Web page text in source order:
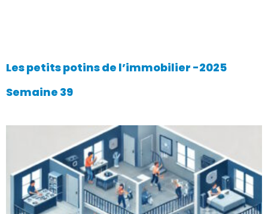
Les petits potins de l’immobilier -2025
Semaine 39